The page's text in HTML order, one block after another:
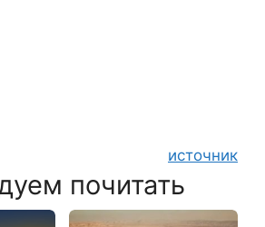
источник
почитать